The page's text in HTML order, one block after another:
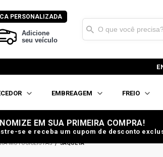
PERSONALIZADA
Adicione
seu veículo
EMBREAGEM FREIO
EM SUA PRIMEIRA COMPRA!
se e receba um cupom de desconto
MOTOCICLISTAS JAQUETA